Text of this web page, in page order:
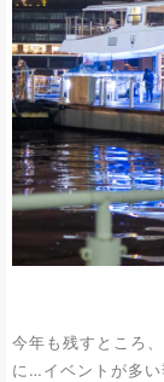
今年も残すところ
に…イベントが多